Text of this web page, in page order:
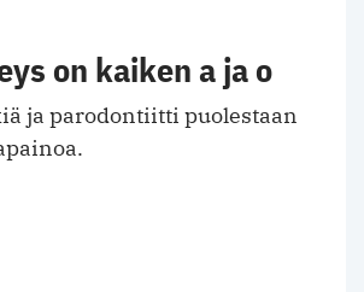
on kaiken a ja o
ja parodontiitti puolestaan